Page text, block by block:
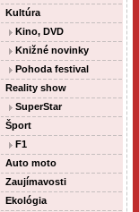
Kultúra
Kino, DVD
Knižné novinky
Pohoda festival
Reality show
SuperStar
Šport
F1
Auto moto
Zaujímavosti
Ekológia